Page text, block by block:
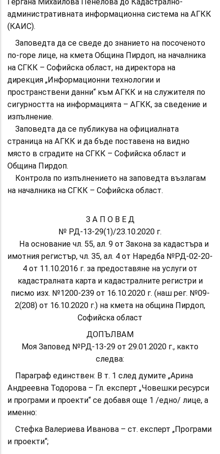
административната информационна система на АГКК
(КАИС).
Заповедта да се сведе до знанието на посоченото
по-горе лице, на кмета Община Пирдоп, на началника
на СГКК – Софийска област, на директора на
дирекция „Информационни технологии и
пространствени данни“ към АГКК и на служителя по
сигурността на информацията – АГКК, за сведение и
изпълнение.
Заповедта да се публикува на официалната
страница на АГКК и да бъде поставена на видно
място в сградите на СГКК – Софийска област и
Община Пирдоп.
Контрола по изпълнението на заповедта възлагам
на началника на СГКК – Софийска област.
З А П О В Е Д
№ РД-13-29(1)/23.10.2020 г.
На основание чл. 55, ал. 9 от Закона за кадастъра и
имотния регистър, чл. 35, ал. 4 от Наредба №РД-02-20-
4 от 11.10.2016 г. за предоставяне на услуги от
кадастралната карта и кадастралните регистри и
писмо изх. №1200-239 от 16.10.2020 г. (наш рег. №09-
2(208) от 16.10.2020 г.) на кмета на община Пирдоп,
Софийска област
ДОПЪЛВАМ
Моя Заповед №РД-13-29 от 29.01.2020 г., както
следва:
Параграф единствен: В т. 1 след думите „Арина
Андреевна Тодорова – Гл. експерт „Човешки ресурси
и програми и проекти“ се добавя още 1 /едно/ лице, а
именно:
Стефка Валериева Иванова – ст. експерт „Програми
и проекти“;